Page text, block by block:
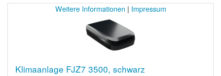
Klimaanlage FJZ7 3500, schwarz
Weitere Informationen | Impressum